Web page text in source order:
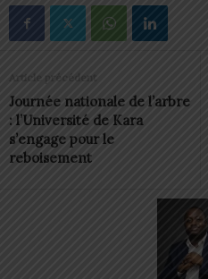
Article précédent
Journée nationale de l’arbre
: l’Université de Kara
s’engage pour le
reboisement